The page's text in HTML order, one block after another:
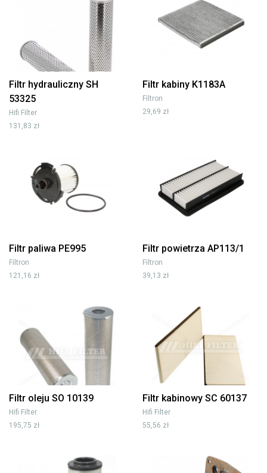
Filtr hydrauliczny SH
53325
Hifi Filter
131,83 zł
Filtr kabiny K1183A
Filtron
29,69 zł
Filtr paliwa PE995
Filtron
121,16 zł
Filtr powietrza AP113/1
Filtron
39,13 zł
Filtr oleju SO 10139
Hifi Filter
195,75 zł
Filtr kabinowy SC 60137
Hifi Filter
55,56 zł